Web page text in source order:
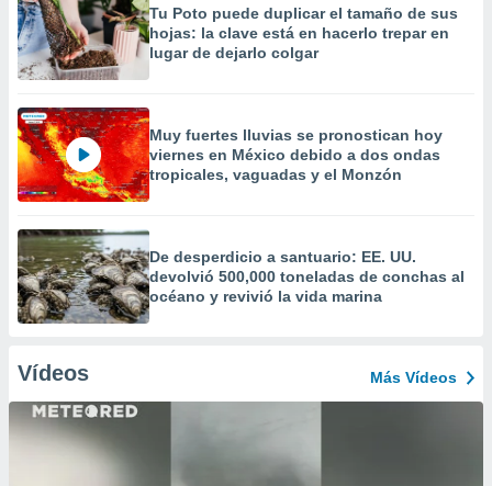
Tu Poto puede duplicar el tamaño de sus
hojas: la clave está en hacerlo trepar en
lugar de dejarlo colgar
Muy fuertes lluvias se pronostican hoy
viernes en México debido a dos ondas
tropicales, vaguadas y el Monzón
De desperdicio a santuario: EE. UU.
devolvió 500,000 toneladas de conchas al
océano y revivió la vida marina
Vídeos Más Vídeos